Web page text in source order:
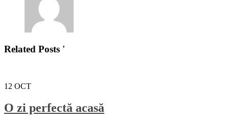
Related Posts '
12 OCT
O zi perfectă acasă